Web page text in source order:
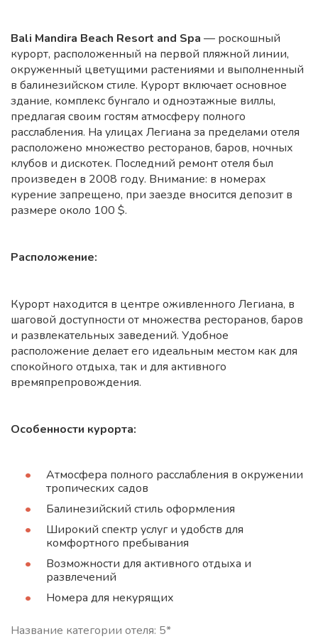
Bali Mandira Beach Resort and Spa — роскошный
курорт, расположенный на первой пляжной линии,
окруженный цветущими растениями и выполненный
в балинезийском стиле. Курорт включает основное
здание, комплекс бунгало и одноэтажные виллы,
предлагая своим гостям атмосферу полного
расслабления. На улицах Легиана за пределами отеля
расположено множество ресторанов, баров, ночных
клубов и дискотек. Последний ремонт отеля был
произведен в 2008 году. Внимание: в номерах
курение запрещено, при заезде вносится депозит в
размере около 100 $.
Расположение:
Курорт находится в центре оживленного Легиана, в
шаговой доступности от множества ресторанов, баров
и развлекательных заведений. Удобное
расположение делает его идеальным местом как для
спокойного отдыха, так и для активного
времяпрепровождения.
Особенности курорта:
Атмосфера полного расслабления в окружении
тропических садов
Балинезийский стиль оформления
Широкий спектр услуг и удобств для
комфортного пребывания
Возможности для активного отдыха и
развлечений
Номера для некурящих
Название категории отеля: 5*